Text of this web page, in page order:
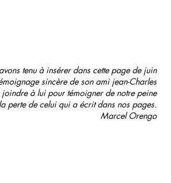
tenu à insérer dans cette page de juin
sincère de son ami jean-Charles
joindre à lui pour témoigner de notre peine
perte de celui qui a écrit dans nos pages.
Marcel Orengo